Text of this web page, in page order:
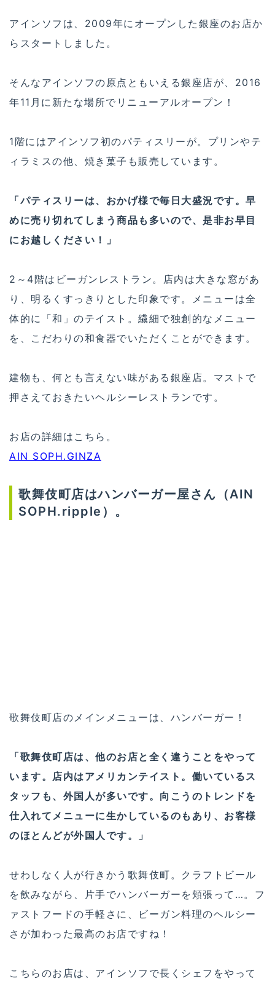
アインソフは、2009年にオープンした銀座のお店か
らスタートしました。
そんなアインソフの原点ともいえる銀座店が、2016
年11月に新たな場所でリニューアルオープン！
1階にはアインソフ初のパティスリーが。プリンやテ
ィラミスの他、焼き菓子も販売しています。
「パティスリーは、おかげ様で毎日大盛況です。早
めに売り切れてしまう商品も多いので、是非お早目
にお越しください！」
2～4階はビーガンレストラン。店内は大きな窓があ
り、明るくすっきりとした印象です。メニューは全
体的に「和」のテイスト。繊細で独創的なメニュー
を、こだわりの和食器でいただくことができます。
建物も、何とも言えない味がある銀座店。マストで
押さえておきたいヘルシーレストランです。
お店の詳細はこちら。
AIN SOPH.GINZA
歌舞伎町店はハンバーガー屋さん（AIN
SOPH.ripple）。
歌舞伎町店のメインメニューは、ハンバーガー！
「歌舞伎町店は、他のお店と全く違うことをやって
います。店内はアメリカンテイスト。働いているス
タッフも、外国人が多いです。向こうのトレンドを
仕入れてメニューに生かしているのもあり、お客様
のほとんどが外国人です。」
せわしなく人が行きかう歌舞伎町。クラフトビール
を飲みながら、片手でハンバーガーを頬張って…。フ
ァストフードの手軽さに、ビーガン料理のヘルシー
さが加わった最高のお店ですね！
こちらのお店は、アインソフで長くシェフをやって